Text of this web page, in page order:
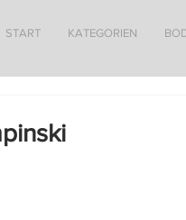
START KATEGORIEN